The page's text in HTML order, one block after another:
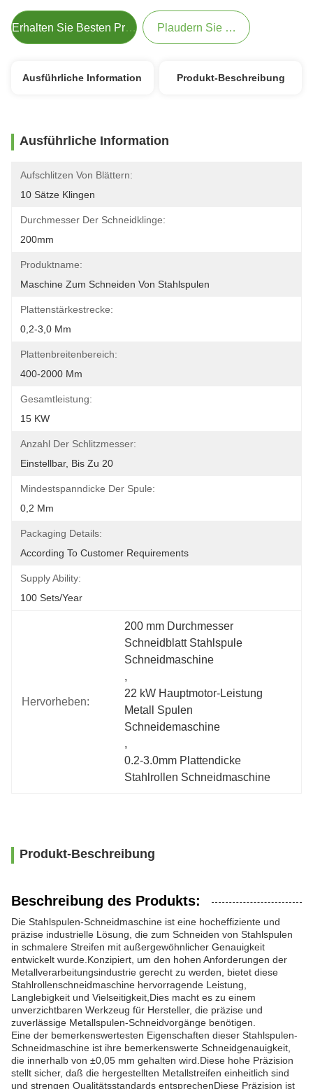
Erhalten Sie Besten Preis Plaudern Sie Jetzt
Ausführliche Information Produkt-Beschreibung
Ausführliche Information
Aufschlitzen Von Blättern:
10 Sätze Klingen
Durchmesser Der Schneidklinge:
200mm
Produktname:
Maschine Zum Schneiden Von Stahlspulen
Plattenstärkestrecke:
0,2-3,0 Mm
Plattenbreitenbereich:
400-2000 Mm
Gesamtleistung:
15 KW
Anzahl Der Schlitzmesser:
Einstellbar, Bis Zu 20
Mindestspanndicke Der Spule:
0,2 Mm
Packaging Details:
According To Customer Requirements
Supply Ability:
100 Sets/year
Hervorheben:
200 mm Durchmesser
Schneidblatt Stahlspule
Schneidmaschine
,
22 kW Hauptmotor-Leistung
Metall Spulen
Schneidemaschine
,
0.2-3.0mm Plattendicke
Stahlrollen Schneidmaschine
Produkt-Beschreibung
Beschreibung des Produkts:
Die Stahlspulen-Schneidmaschine ist eine hocheffiziente und
präzise industrielle Lösung, die zum Schneiden von Stahlspulen
in schmalere Streifen mit außergewöhnlicher Genauigkeit
entwickelt wurde.Konzipiert, um den hohen Anforderungen der
Metallverarbeitungsindustrie gerecht zu werden, bietet diese
Stahlrollenschneidmaschine hervorragende Leistung,
Langlebigkeit und Vielseitigkeit,Dies macht es zu einem
unverzichtbaren Werkzeug für Hersteller, die präzise und
zuverlässige Metallspulen-Schneidvorgänge benötigen.
Eine der bemerkenswertesten Eigenschaften dieser Stahlspulen-
Schneidmaschine ist ihre bemerkenswerte Schneidgenauigkeit,
die innerhalb von ±0,05 mm gehalten wird.Diese hohe Präzision
stellt sicher, daß die hergestellten Metallstreifen einheitlich sind
und strengen Qualitätsstandards entsprechenDiese Präzision ist